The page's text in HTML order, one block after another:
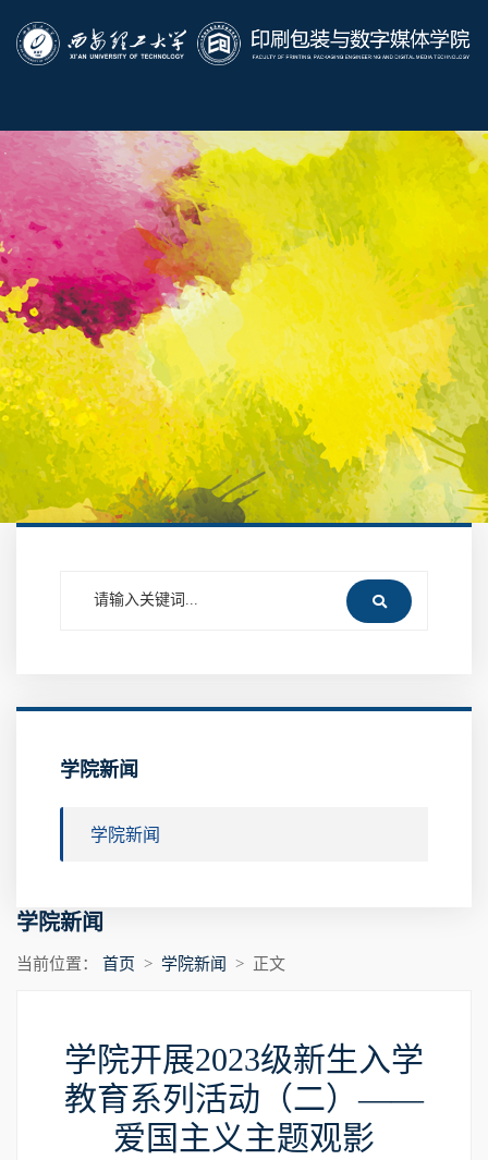
学院新闻
学院新闻
学院新闻
当前位置： 首页 > 学院新闻 > 正文
学院开展2023级新生入学
教育系列活动（二）——
爱国主义主题观影